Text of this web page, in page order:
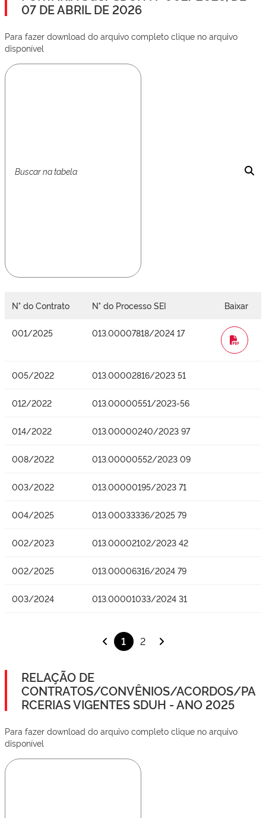
07 DE ABRIL DE 2026
Para fazer download do arquivo completo clique no arquivo
disponível
N° do Contrato N° do Processo SEI Baixar
001/2025 013.00007818/2024 17
WORD
005/2022 013.00002816/2023 51
012/2022 013.00000551/2023-56
014/2022 013.00000240/2023 97
008/2022 013.00000552/2023 09
003/2022 013.00000195/2023 71
004/2025 013.00033336/2025 79
002/2023 013.00002102/2023 42
002/2025 013.00006316/2024 79
003/2024 013.00001033/2024 31
1 2
RELAÇÃO DE
CONTRATOS/CONVÊNIOS/ACORDOS/PA
RCERIAS VIGENTES SDUH - ANO 2025
Para fazer download do arquivo completo clique no arquivo
disponível